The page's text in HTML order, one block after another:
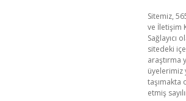
Sitemiz,
ve İletişim
Sağlayıcı
sitedeki
araştırma
üyelerimiz
taşımakta
etmiş